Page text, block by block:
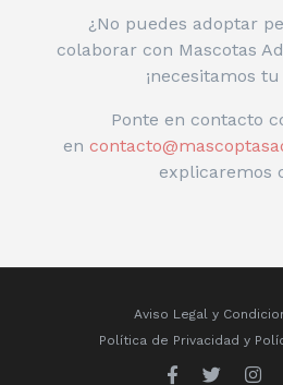
¿No puedes adoptar
colaborar con Mascotas
¡necesitamos
Ponte en contacto
en
explicaremos
Aviso Legal y
Política de Privacidad y